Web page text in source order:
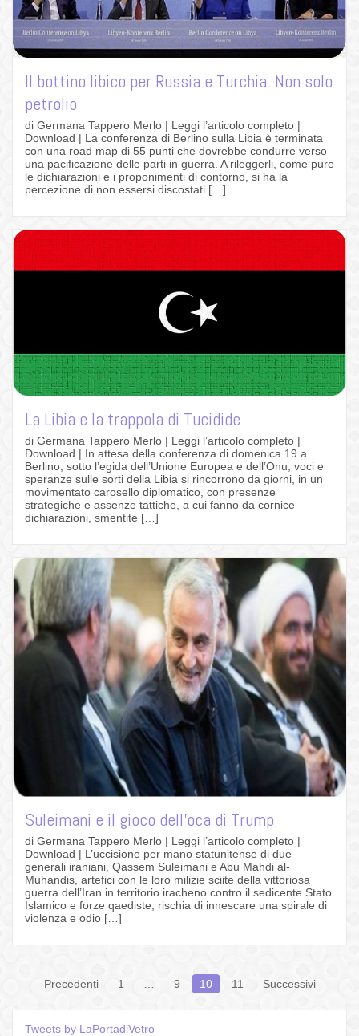
Il bottino libico per Russia e Turchia. Non solo
petrolio
di Germana Tappero Merlo | Leggi l’articolo completo |
Download | La conferenza di Berlino sulla Libia è terminata
con una road map di 55 punti che dovrebbe condurre verso
una pacificazione delle parti in guerra. A rileggerli, come pure
le dichiarazioni e i proponimenti di contorno, si ha la
percezione di non essersi discostati […]
La Libia e la trappola di Tucidide
di Germana Tappero Merlo | Leggi l’articolo completo |
Download | In attesa della conferenza di domenica 19 a
Berlino, sotto l’egida dell’Unione Europea e dell’Onu, voci e
speranze sulle sorti della Libia si rincorrono da giorni, in un
movimentato carosello diplomatico, con presenze
strategiche e assenze tattiche, a cui fanno da cornice
dichiarazioni, smentite […]
Suleimani e il gioco dell’oca di Trump
di Germana Tappero Merlo | Leggi l’articolo completo |
Download | L’uccisione per mano statunitense di due
generali iraniani, Qassem Suleimani e Abu Mahdi al-
Muhandis, artefici con le loro milizie sciite della vittoriosa
guerra dell’Iran in territorio iracheno contro il sedicente Stato
Islamico e forze qaediste, rischia di innescare una spirale di
violenza e odio […]
Navigazione
Precedenti 1 9 10 11 Successivi
Tweets by LaPortadiVetro